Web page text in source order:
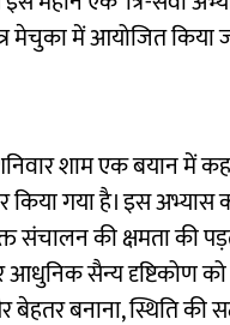
मेचुका में आयोजित किया
शाम एक बयान में कहा
किया गया है। इस अभ्यास
संचालन की क्षमता की
सैन्य दृष्टिकोण को
बनाना, स्थिति की